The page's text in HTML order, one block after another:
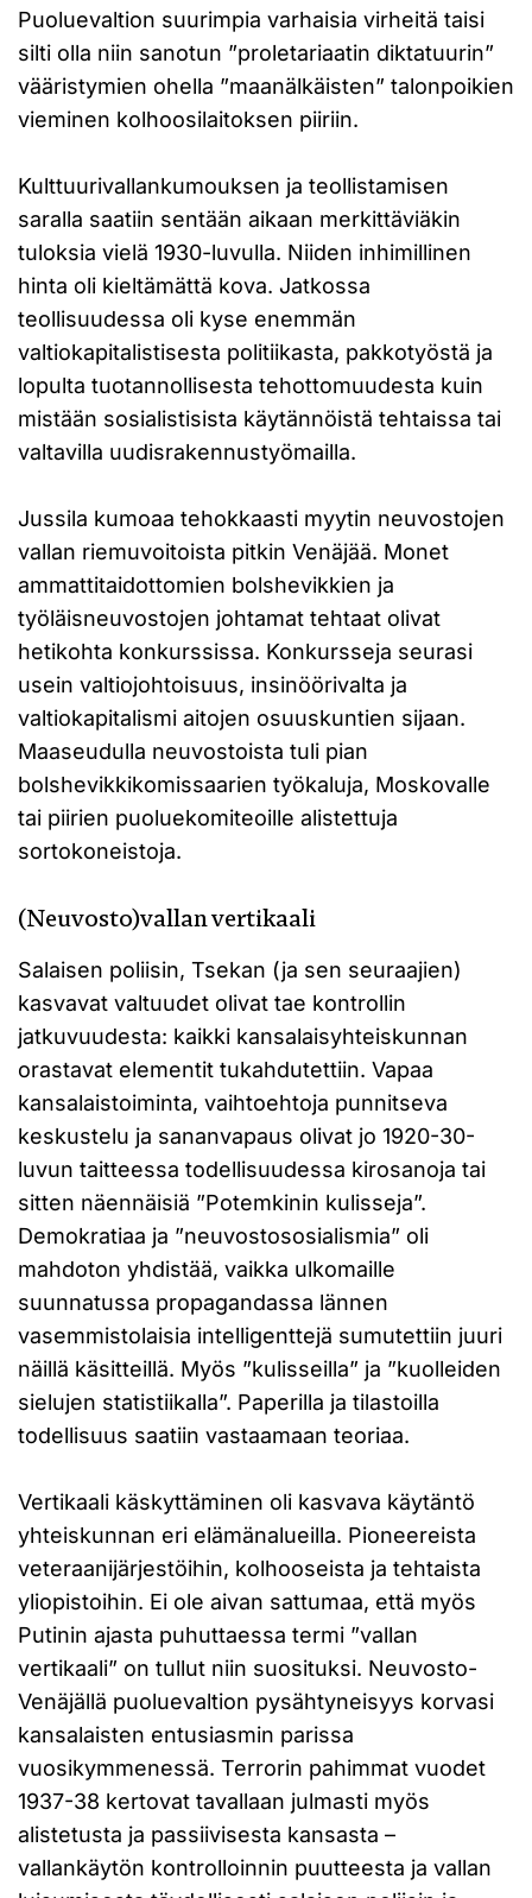
Puoluevaltion suurimpia varhaisia virheitä taisi
silti olla niin sanotun ”proletariaatin diktatuurin”
vääristymien ohella ”maanälkäisten” talonpoikien
vieminen kolhoosilaitoksen piiriin.
Kulttuurivallankumouksen ja teollistamisen
saralla saatiin sentään aikaan merkittäviäkin
tuloksia vielä 1930-luvulla. Niiden inhimillinen
hinta oli kieltämättä kova. Jatkossa
teollisuudessa oli kyse enemmän
valtiokapitalistisesta politiikasta, pakkotyöstä ja
lopulta tuotannollisesta tehottomuudesta kuin
mistään sosialistisista käytännöistä tehtaissa tai
valtavilla uudisrakennustyömailla.
Jussila kumoaa tehokkaasti myytin neuvostojen
vallan riemuvoitoista pitkin Venäjää. Monet
ammattitaidottomien bolshevikkien ja
työläisneuvostojen johtamat tehtaat olivat
hetikohta konkurssissa. Konkursseja seurasi
usein valtiojohtoisuus, insinöörivalta ja
valtiokapitalismi aitojen osuuskuntien sijaan.
Maaseudulla neuvostoista tuli pian
bolshevikkikomissaarien työkaluja, Moskovalle
tai piirien puoluekomiteoille alistettuja
sortokoneistoja.
(Neuvosto)vallan vertikaali
Salaisen poliisin, Tsekan (ja sen seuraajien)
kasvavat valtuudet olivat tae kontrollin
jatkuvuudesta: kaikki kansalaisyhteiskunnan
orastavat elementit tukahdutettiin. Vapaa
kansalaistoiminta, vaihtoehtoja punnitseva
keskustelu ja sananvapaus olivat jo 1920-30-
luvun taitteessa todellisuudessa kirosanoja tai
sitten näennäisiä ”Potemkinin kulisseja”.
Demokratiaa ja ”neuvostososialismia” oli
mahdoton yhdistää, vaikka ulkomaille
suunnatussa propagandassa lännen
vasemmistolaisia intelligenttejä sumutettiin juuri
näillä käsitteillä. Myös ”kulisseilla” ja ”kuolleiden
sielujen statistiikalla”. Paperilla ja tilastoilla
todellisuus saatiin vastaamaan teoriaa.
Vertikaali käskyttäminen oli kasvava käytäntö
yhteiskunnan eri elämänalueilla. Pioneereista
veteraanijärjestöihin, kolhooseista ja tehtaista
yliopistoihin. Ei ole aivan sattumaa, että myös
Putinin ajasta puhuttaessa termi ”vallan
vertikaali” on tullut niin suosituksi. Neuvosto-
Venäjällä puoluevaltion pysähtyneisyys korvasi
kansalaisten entusiasmin parissa
vuosikymmenessä. Terrorin pahimmat vuodet
1937-38 kertovat tavallaan julmasti myös
alistetusta ja passiivisesta kansasta –
vallankäytön kontrolloinnin puutteesta ja vallan